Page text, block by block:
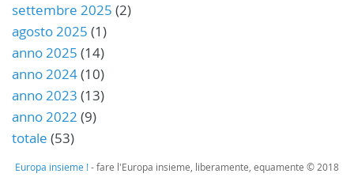
settembre 2025 (2)
agosto 2025 (1)
anno 2025 (14)
anno 2024(10)
anno 2023 (13)
anno 2022 (9)
totale (53)
Europa insieme !- fare l'Europa insieme, liberamente, equamente © 2018